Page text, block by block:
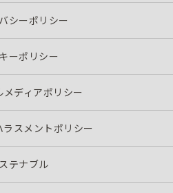
シーポリシー
ーポリシー
メディアポリシー
スメントポリシー
テナブル